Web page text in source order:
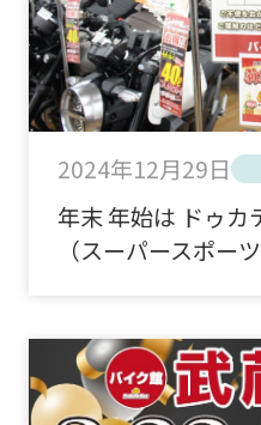
2024年12月29日
年末 年始は ドゥ
（スーパースポー